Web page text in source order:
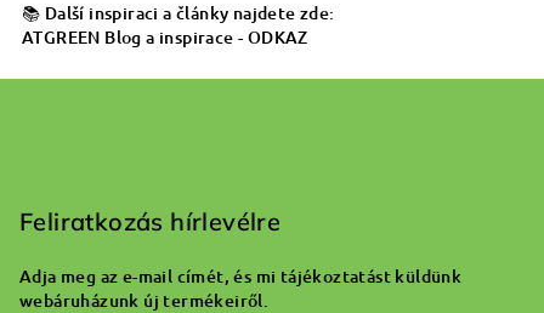
📚 Další inspiraci a články najdete zde:
ATGREEN Blog a inspirace - ODKAZ
Feliratkozás hírlevélre
Adja meg az e-mail címét, és mi tájékoztatást küldünk
webáruházunk új termékeiről.